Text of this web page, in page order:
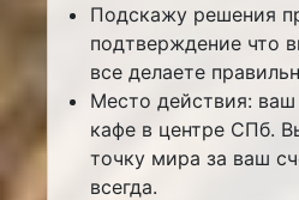
Подскажу решения
подтверждение что
все делаете
Место действия:
кафе в центре СПб.
точку мира за ваш
всегда.